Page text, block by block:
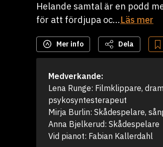
Helande samtal är en podd
för att fördjupa oc...Läs mer
Mer info Dela
Medverkande:
Lena Runge: Filmklippare,
psykosyntesterapeut
Mirja Burlin: Skådespelare,
Anna Bjelkerud: Skådespelare
Vid pianot: Fabian Kallerdahl